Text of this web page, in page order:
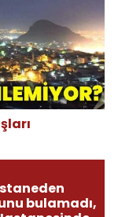
bulamadı,